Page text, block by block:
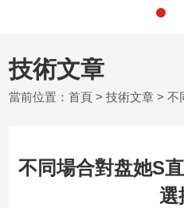
技術文章
當前位置：首頁 >技術文章 > 不
不同場合對盘她S
選